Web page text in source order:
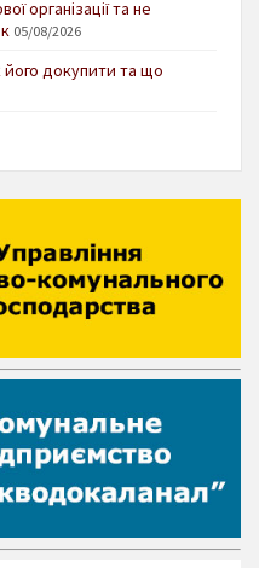
організації та не
05/08/2026
його докупити та що